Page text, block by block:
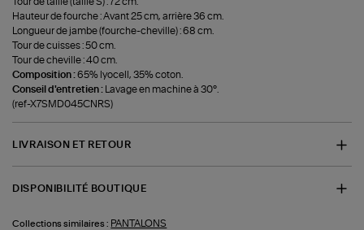
Tour de taille (taille S) : 72 cm.
Hauteur de fourche : Avant 25 cm, arrière 36 cm.
Longueur de jambe (fourche-cheville) : 68 cm.
Tour de cuisses : 50 cm.
Tour de cheville : 40 cm.
Composition :65% lyocell, 35% coton.
Conseil d'entretien : Lavage en machine à 30°.
(ref-X7SMD045CNRS)
LIVRAISON ET RETOUR
DISPONIBILITÉ BOUTIQUE
Collections similaires : PANTALONS